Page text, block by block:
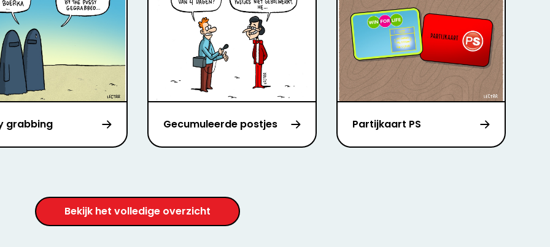
grabbing Gecumuleerde postjes Partijkaart PS
Bekijk het volledige overzicht